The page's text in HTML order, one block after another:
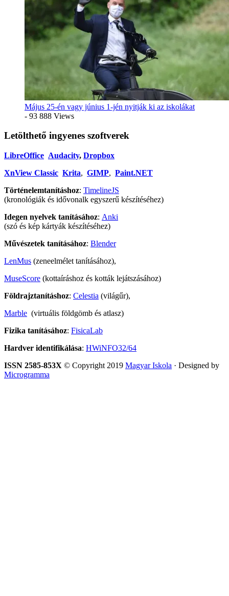
Május 25-én vagy június 1-jén nyitják ki az iskolákat
- 93 888 Views
Letölthető ingyenes szoftverek
LibreOffice Audacity, Dropbox
XnView Classic Krita, GIMP, Paint.NET
Történelemtanításhoz: TimelineJS
(kronológiák és idővonalk egyszerű készítéséhez)
Idegen nyelvek tanításához: Anki
(szó és kép kártyák készítéséhez)
Művészetek tanításához: Blender
LenMus (zeneelmélet tanításához),
MuseScore (kottaíráshoz és kották lejátszásához)
Földrajztanításhoz: Celestia (világűr),
Marble (virtuális földgömb és atlasz)
Fizika tanításához: FisicaLab
Hardver identifikálása: HWiNFO32/64
ISSN 2585-853X © Copyright 2019 Magyar Iskola · Designed by
Microgramma